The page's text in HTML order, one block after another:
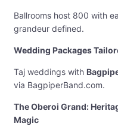
Ballrooms host 800 with
grandeur defined.
Wedding Packages
Taj weddings with
via BagpiperBand.com.
The Oberoi Grand:
Magic